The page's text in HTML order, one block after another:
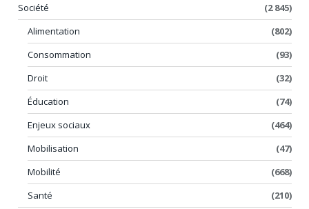
Société
(2 845)
Alimentation
(802)
Consommation
(93)
Droit
(32)
Éducation
(74)
Enjeux sociaux
(464)
Mobilisation
(47)
Mobilité
(668)
Santé
(210)